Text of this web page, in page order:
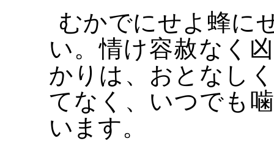
むかでにせよ蜂に
い。情け容赦なく
かりは、おとなし
てなく、いつでも
います。